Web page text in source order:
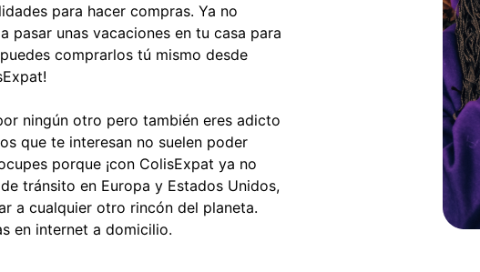
para hacer compras. Ya no
pasar unas vacaciones en tu casa para
comprarlos tú mismo desde
ningún otro pero también eres adicto
que te interesan no suelen poder
porque ¡con ColisExpat ya no
tránsito en Europa y Estados Unidos,
a cualquier otro rincón del planeta.
en internet a domicilio.